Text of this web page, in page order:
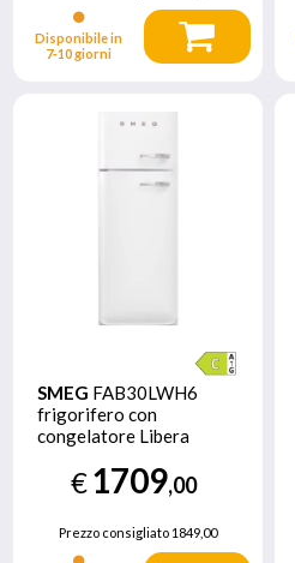
Disponibile in
7‑10 giorni
SMEG FAB30LWH6
frigorifero con
congelatore Libera
Bianco
€1709,00
Prezzo consigliato1849,00